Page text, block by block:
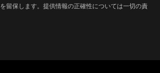
留保します。提供情報の正確性については一切の責